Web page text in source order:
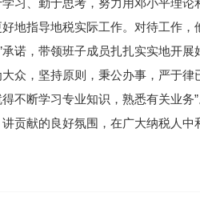
地指导地税实际工作。对待工作
承诺，带领班子成员扎扎实实地开
众，坚持原则，秉公办事，严于
不断学习专业知识，熟悉有关业
贡献的良好氛围，在广大纳税人